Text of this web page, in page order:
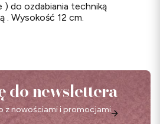
) do ozdabiania techniką
. Wysokość 12 cm.
do newslettera
z nowościami i promocjami.